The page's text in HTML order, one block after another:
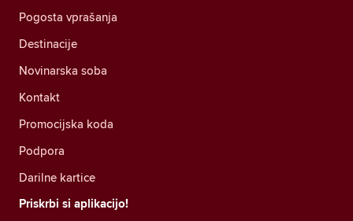
Pogosta vprašanja
Destinacije
Novinarska soba
Kontakt
Promocijska koda
Podpora
Darilne kartice
Priskrbi si aplikacijo!